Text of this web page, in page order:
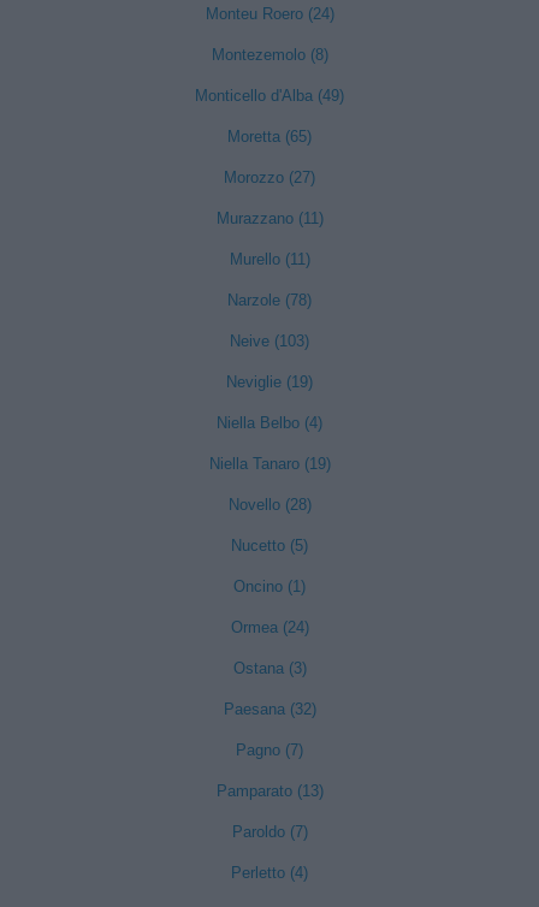
Monteu Roero (24)
Montezemolo (8)
Monticello d'Alba (49)
Moretta (65)
Morozzo (27)
Murazzano (11)
Murello (11)
Narzole (78)
Neive (103)
Neviglie (19)
Niella Belbo (4)
Niella Tanaro (19)
Novello (28)
Nucetto (5)
Oncino (1)
Ormea (24)
Ostana (3)
Paesana (32)
Pagno (7)
Pamparato (13)
Paroldo (7)
Perletto (4)